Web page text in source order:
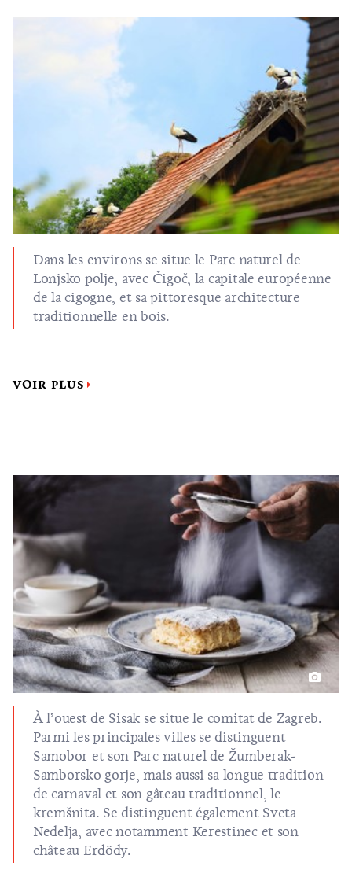
Dans les environs se situe le Parc naturel de
Lonjsko polje, avec Čigoč, la capitale européenne
de la cigogne, et sa pittoresque architecture
traditionnelle en bois.
VOIR PLUS
À l’ouest de Sisak se situe le comitat de Zagreb.
Parmi les principales villes se distinguent
Samobor et son Parc naturel de Žumberak-
Samborsko gorje, mais aussi sa longue tradition
de carnaval et son gâteau traditionnel, le
kremšnita. Se distinguent également Sveta
Nedelja, avec notamment Kerestinec et son
château Erdödy.